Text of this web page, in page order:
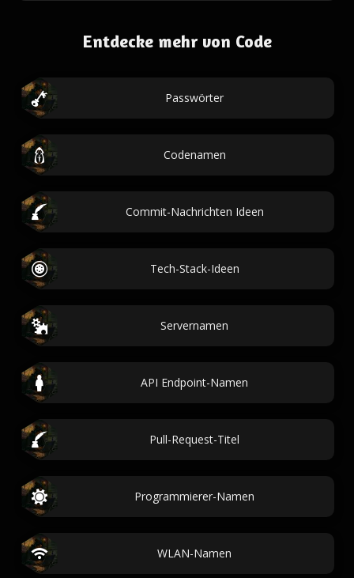
Entdecke mehr von Code
Passwörter
Codenamen
Commit-Nachrichten Ideen
Tech-Stack-Ideen
Servernamen
API Endpoint-Namen
Pull-Request-Titel
Programmierer-Namen
WLAN-Namen